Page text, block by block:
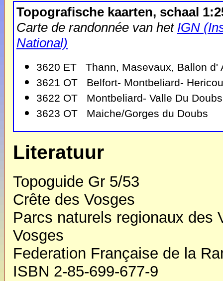
Topografische kaarten, schaal
Carte de randonnée van het IGN
National)
3620 ET Thann, Masevaux, Ballon d'
3621 OT Belfort- Montbeliard-
3622 OT Montbeliard- Valle Du Doubs
3623 OT Maiche/Gorges du Doubs
Literatuur
Topoguide Gr 5/53
Crête des Vosges
Parcs naturels regionaux des
Vosges
Federation Française de la
ISBN 2-85-699-677-9